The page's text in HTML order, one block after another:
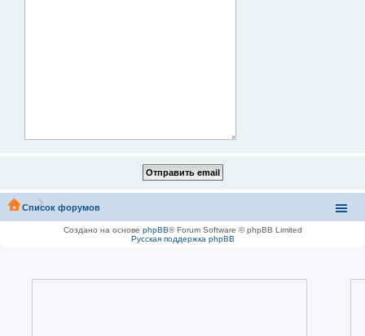
Список форумов
Создано на основе phpBB® Forum Software © phpBB Limited
Русская поддержка phpBB